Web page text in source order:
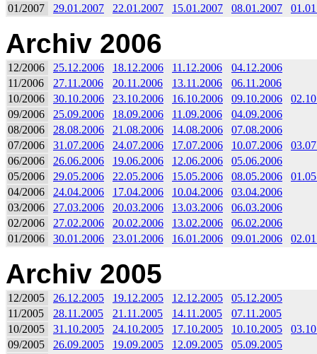
01/2007
29.01.2007 22.01.2007 15.01.2007 08.01.2007
Archiv 2006
12/2006 25.12.2006 18.12.2006 11.12.2006
04.12.2006
11/2006
27.11.2006 20.11.2006 13.11.2006
06.11.2006
10/2006
30.10.2006 23.10.2006 16.10.2006 09.10.2006
09/2006
25.09.2006 18.09.2006 11.09.2006
04.09.2006
08/2006
28.08.2006 21.08.2006 14.08.2006
07.08.2006
07/2006
31.07.2006 24.07.2006 17.07.2006 10.07.2006
06/2006
26.06.2006 19.06.2006 12.06.2006
05.06.2006
05/2006
29.05.2006 22.05.2006 15.05.2006 08.05.2006
04/2006
24.04.2006 17.04.2006 10.04.2006
03.04.2006
03/2006
27.03.2006 20.03.2006 13.03.2006
06.03.2006
02/2006
27.02.2006 20.02.2006 13.02.2006
06.02.2006
01/2006
30.01.2006 23.01.2006 16.01.2006 09.01.2006
Archiv 2005
12/2005 26.12.2005 19.12.2005 12.12.2005
05.12.2005
11/2005
28.11.2005 21.11.2005 14.11.2005
07.11.2005
10/2005
31.10.2005 24.10.2005 17.10.2005 10.10.2005
09/2005
26.09.2005 19.09.2005 12.09.2005
05.09.2005